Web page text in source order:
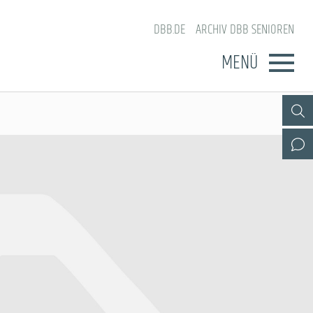
DBB.DE ARCHIV DBB SENIOREN
MENÜ